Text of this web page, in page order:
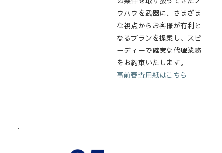
ウハウを武器に、さまざま
な視点からお客様が有利と
なるプランを提案し、スピ
ーディーで確実な代理業務
をお約束いたします。
事前審査用紙はこちら
.